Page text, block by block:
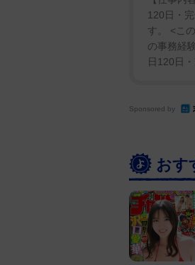
120日・
す。 <こ
の事務経
日120日
Sponsored by
おす